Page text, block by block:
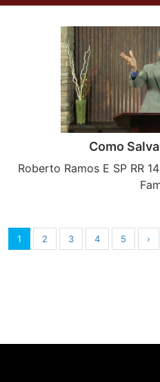
Como
Roberto Ramos E SP RR
1 2 3 4 5 ›